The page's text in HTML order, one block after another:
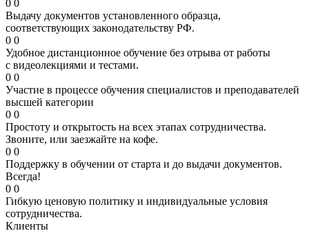
0 0
Выдачу документов установленного образца,
соответствующих законодательству РФ.
0 0
Удобное дистанционное обучение без отрыва от работы
с видеолекциями и тестами.
0 0
Участие в процессе обучения специалистов и преподавателей
высшей категории
0 0
Простоту и открытость на всех этапах сотрудничества.
Звоните, или заезжайте на кофе.
0 0
Поддержку в обучении от старта и до выдачи документов.
Всегда!
0 0
Гибкую ценовую политику и индивидуальные условия
сотрудничества.
Клиенты